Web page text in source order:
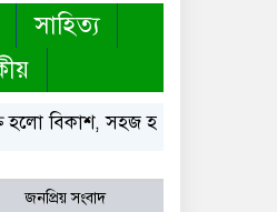
সাহিত্য
বিকাশ, সহজ হলো ডিজিটাল
জনপ্রিয় সংবাদ